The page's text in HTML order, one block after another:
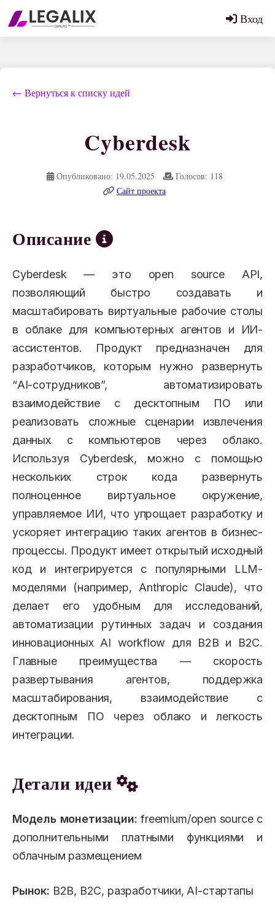
Вход
← Вернуться к списку идей
Cyberdesk
Опубликовано: 19.05.2025
Голосов: 118
Сайт проекта
Описание
Cyberdesk — это open source API,
позволяющий быстро создавать и
масштабировать виртуальные рабочие столы
в облаке для компьютерных агентов и ИИ-
ассистентов. Продукт предназначен для
разработчиков, которым нужно развернуть
“AI-сотрудников”, автоматизировать
взаимодействие с десктопным ПО или
реализовать сложные сценарии извлечения
данных с компьютеров через облако.
Используя Cyberdesk, можно с помощью
нескольких строк кода развернуть
полноценное виртуальное окружение,
управляемое ИИ, что упрощает разработку и
ускоряет интеграцию таких агентов в бизнес-
процессы. Продукт имеет открытый исходный
код и интегрируется с популярными LLM-
моделями (например, Anthropic Claude), что
делает его удобным для исследований,
автоматизации рутинных задач и создания
инновационных AI workflow для B2B и B2C.
Главные преимущества — скорость
развертывания агентов, поддержка
масштабирования, взаимодействие с
десктопным ПО через облако и легкость
интеграции.
Детали идеи
Модель монетизации: freemium/open source с
дополнительными платными функциями и
облачным размещением
Рынок: B2B, B2C, разработчики, AI-стартапы